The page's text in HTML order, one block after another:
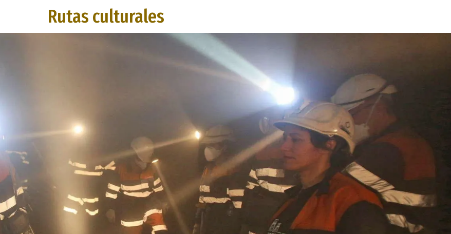
Rutas culturales